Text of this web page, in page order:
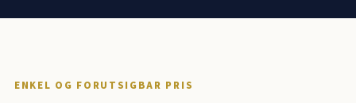
ENKEL OG FORUTSIGBAR PRIS